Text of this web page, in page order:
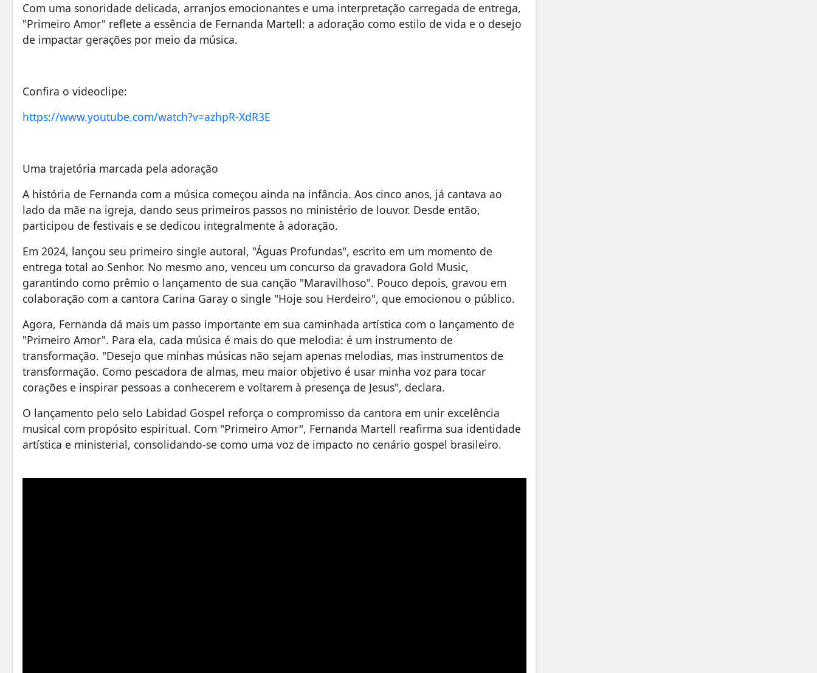
Com uma sonoridade delicada, arranjos emocionantes e uma interpretação carregada de entrega,
"Primeiro Amor" reflete a essência de Fernanda Martell: a adoração como estilo de vida e o desejo
de impactar gerações por meio da música.
Confira o videoclipe:
https://www.youtube.com/watch?v=azhpR-XdR3E
Uma trajetória marcada pela adoração
A história de Fernanda com a música começou ainda na infância. Aos cinco anos, já cantava ao
lado da mãe na igreja, dando seus primeiros passos no ministério de louvor. Desde então,
participou de festivais e se dedicou integralmente à adoração.
Em 2024, lançou seu primeiro single autoral, "Águas Profundas", escrito em um momento de
entrega total ao Senhor. No mesmo ano, venceu um concurso da gravadora Gold Music,
garantindo como prêmio o lançamento de sua canção "Maravilhoso". Pouco depois, gravou em
colaboração com a cantora Carina Garay o single "Hoje sou Herdeiro", que emocionou o público.
Agora, Fernanda dá mais um passo importante em sua caminhada artística com o lançamento de
"Primeiro Amor". Para ela, cada música é mais do que melodia: é um instrumento de
transformação. "Desejo que minhas músicas não sejam apenas melodias, mas instrumentos de
transformação. Como pescadora de almas, meu maior objetivo é usar minha voz para tocar
corações e inspirar pessoas a conhecerem e voltarem à presença de Jesus", declara.
O lançamento pelo selo Labidad Gospel reforça o compromisso da cantora em unir excelência
musical com propósito espiritual. Com "Primeiro Amor", Fernanda Martell reafirma sua identidade
artística e ministerial, consolidando-se como uma voz de impacto no cenário gospel brasileiro.